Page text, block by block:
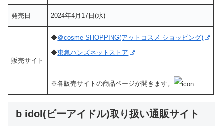
発売日 2024年4月17日(水)
販売サイト
◆＠cosme SHOPPING(アットコスメ ショッピング)
◆東急ハンズネットストア
※各販売サイトの商品ページが開きます。
b idol(ビーアイドル)取り扱い通販サイト